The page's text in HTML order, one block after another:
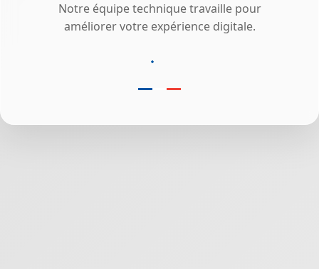
Notre équipe technique travaille pour
améliorer votre expérience digitale.